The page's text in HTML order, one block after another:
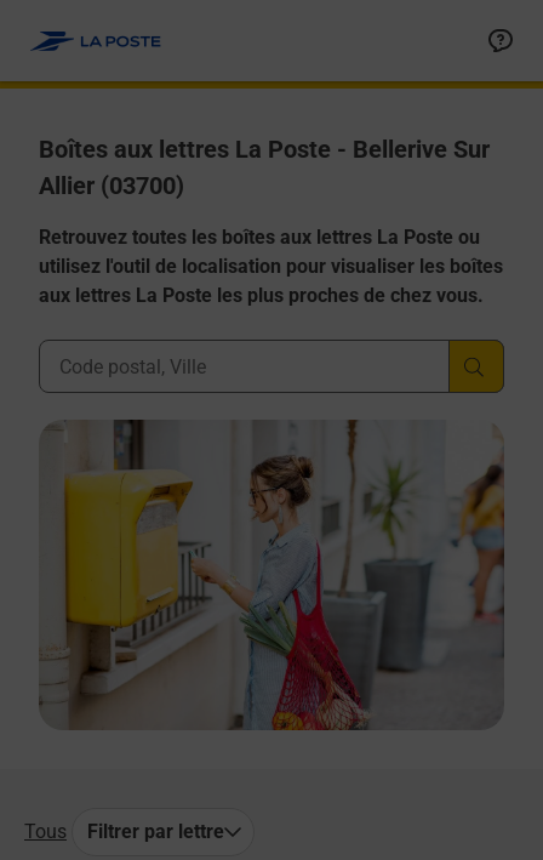
Boîtes aux lettres La Poste - Bellerive Sur
Allier (03700)
Retrouvez toutes les boîtes aux lettres La Poste ou
utilisez l'outil de localisation pour visualiser les boîtes
aux lettres La Poste les plus proches de chez vous.
Ville, Département, Code Postal
Tous Filtrer par lettre